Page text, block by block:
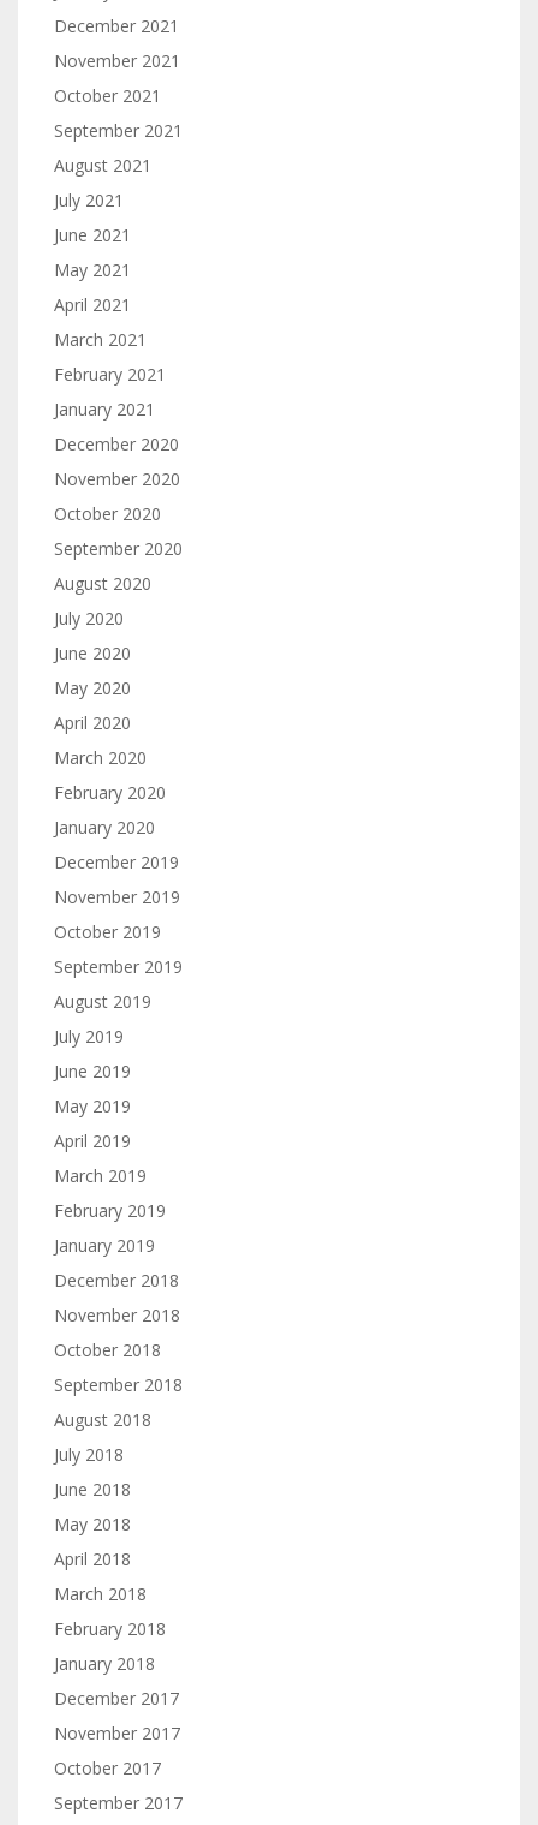
December 2021
November 2021
October 2021
September 2021
August 2021
July 2021
June 2021
May 2021
April 2021
March 2021
February 2021
January 2021
December 2020
November 2020
October 2020
September 2020
August 2020
July 2020
June 2020
May 2020
April 2020
March 2020
February 2020
January 2020
December 2019
November 2019
October 2019
September 2019
August 2019
July 2019
June 2019
May 2019
April 2019
March 2019
February 2019
January 2019
December 2018
November 2018
October 2018
September 2018
August 2018
July 2018
June 2018
May 2018
April 2018
March 2018
February 2018
January 2018
December 2017
November 2017
October 2017
September 2017